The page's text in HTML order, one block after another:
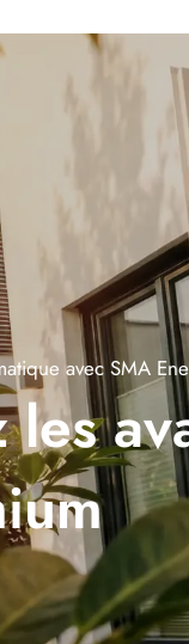
avec SMA
les